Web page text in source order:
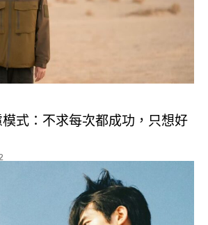
式：不求每次都成功，只想好